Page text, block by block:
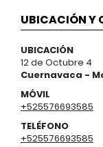
UBICACIÓN Y
UBICACIÓN
12 de Octubre 4
Cuernavaca -
MÓVIL
+525576693585
TELÉFONO
+525576693585